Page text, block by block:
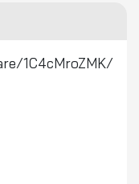
น จากทาง
. #Covid19
post
1C4cMroZMK/